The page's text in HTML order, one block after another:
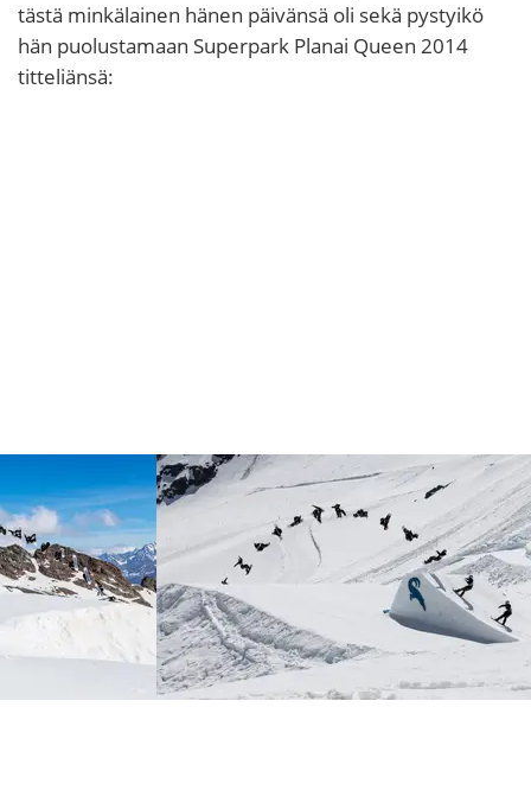
tästä minkälainen hänen päivänsä oli sekä pystyikö
hän puolustamaan Superpark Planai Queen 2014
titteliänsä: